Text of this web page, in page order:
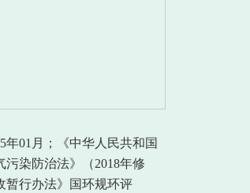
年01月；《中华人民共和国
污染防治法》（2018年修
暂行办法》国环规环评